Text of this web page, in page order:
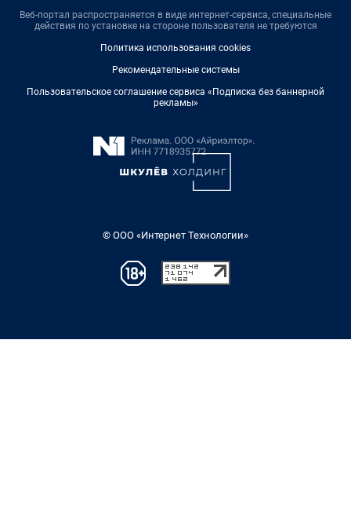
Веб-портал распространяется в виде интернет-сервиса, специальные
действия по установке на стороне пользователя не требуются
Политика использования cookies
Рекомендательные системы
Пользовательское соглашение сервиса «Подписка без баннерной
рекламы»
© ООО «Интернет Технологии»